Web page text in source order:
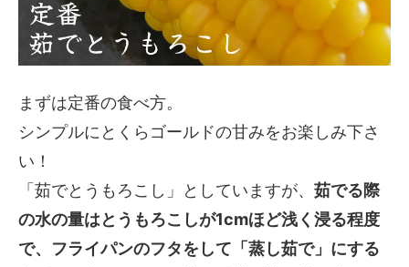
まずは定番の食べ方。
シンプルにとくらゴールドの甘みをお楽しみ下さ
い！
「茹でとうもろこし」としていますが、 茹でる際
の水の量はとうもろこしが1cmほど浅く浸る程度
で、フライパンのフタをして「蒸し茹で」にする